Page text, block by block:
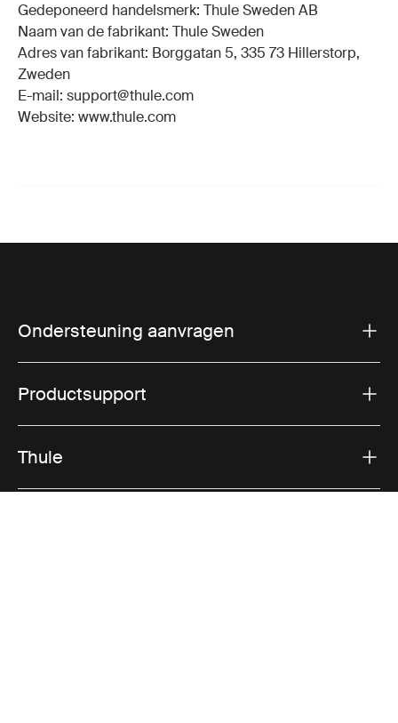
Gedeponeerd handelsmerk: Thule Sweden AB
Naam van de fabrikant: Thule Sweden
Adres van fabrikant: Borggatan 5, 335 73 Hillerstorp,
Zweden
E-mail: support@thule.com
Website: www.thule.com
Ondersteuning aanvragen
Productsupport
Thule